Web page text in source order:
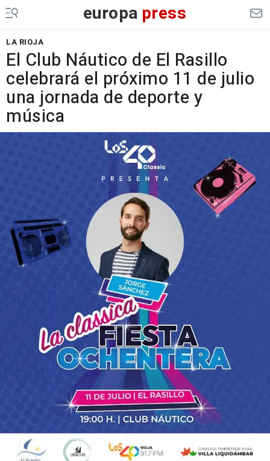
europa press
LA RIOJA
El Club Náutico de El Rasillo
celebrará el próximo 11 de julio
una jornada de deporte y
música